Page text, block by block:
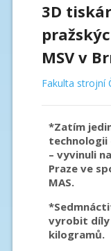
3D
MSV v
Fakulta strojní
*Zatím
technologii
– vyvinuli
Praze ve
MAS.
vyrobit
kilogramů.